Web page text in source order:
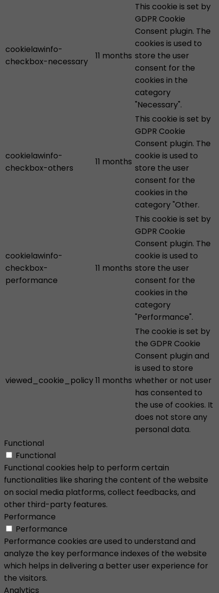
cookielawinfo-
checkbox-necessary
11 months
This cookie is set by
GDPR Cookie
Consent plugin. The
cookies is used to
store the user
consent for the
cookies in the
category
"Necessary".
cookielawinfo-
checkbox-others
11 months
This cookie is set by
GDPR Cookie
Consent plugin. The
cookie is used to
store the user
consent for the
cookies in the
category "Other.
cookielawinfo-
checkbox-
performance
11 months
This cookie is set by
GDPR Cookie
Consent plugin. The
cookie is used to
store the user
consent for the
cookies in the
category
"Performance".
viewed_cookie_policy11 months
The cookie is set by
the GDPR Cookie
Consent plugin and
is used to store
whether or not user
has consented to
the use of cookies. It
does not store any
personal data.
Functional
Functional
Functional cookies help to perform certain
functionalities like sharing the content of the website
on social media platforms, collect feedbacks, and
other third-party features.
Performance
Performance
Performance cookies are used to understand and
analyze the key performance indexes of the website
which helps in delivering a better user experience for
the visitors.
Analytics